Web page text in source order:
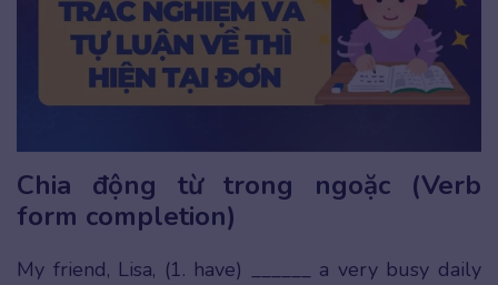
Chia động từ trong ngoặc (Verb
form completion)
My friend, Lisa, (1. have) ______ a very busy daily